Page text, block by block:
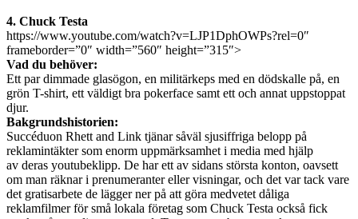
4. Chuck Testa
https://www.youtube.com/watch?v=LJP1DphOWPs?rel=0″
frameborder=”0″ width=”560″ height=”315″>
Vad du behöver:
Ett par dimmade glasögon, en militärkeps med en dödskalle på, en
grön T-shirt, ett väldigt bra pokerface samt ett och annat uppstoppat
djur.
Bakgrundshistorien:
Succéduon Rhett and Link tjänar såväl sjusiffriga belopp på
reklamintäkter som enorm uppmärksamhet i media med hjälp
av deras youtubeklipp. De har ett av sidans största konton, oavsett
om man räknar i prenumeranter eller visningar, och det var tack vare
det gratisarbete de lägger ner på att göra medvetet dåliga
reklamfilmer för små lokala företag som Chuck Testa också fick